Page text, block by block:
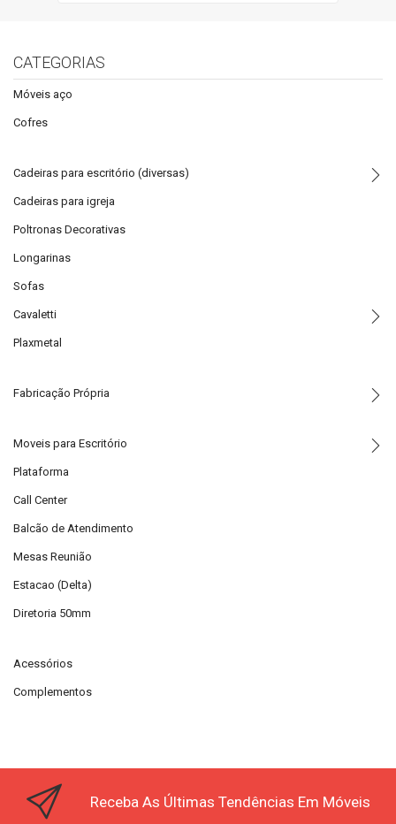
CATEGORIAS
Móveis aço
Cofres
Cadeiras para escritório (diversas)
Cadeiras para igreja
Poltronas Decorativas
Longarinas
Sofas
Cavaletti
Plaxmetal
Fabricação Própria
Moveis para Escritório
Plataforma
Call Center
Balcão de Atendimento
Mesas Reunião
Estacao (Delta)
Diretoria 50mm
Acessórios
Complementos
Receba As Últimas Tendências Em Móveis